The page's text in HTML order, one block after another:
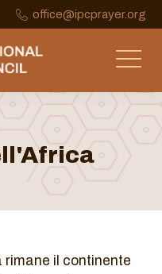
office@ipcprayer.org
rimane il continente